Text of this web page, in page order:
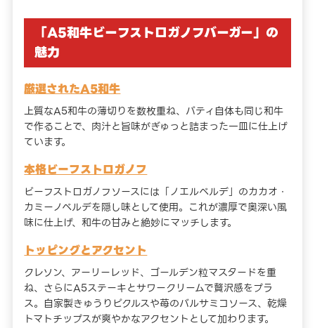
「A5和牛ビーフストロガノフバーガー」の
魅力
厳選されたA5和牛
上質なA5和牛の薄切りを数枚重ね、パティ自体も同じ和牛
で作ることで、肉汁と旨味がぎゅっと詰まった一皿に仕上げ
ています。
本格ビーフストロガノフ
ビーフストロガノフソースには「ノエルベルデ」のカカオ・
カミーノベルデを隠し味として使用。これが濃厚で奥深い風
味に仕上げ、和牛の甘みと絶妙にマッチします。
トッピングとアクセント
クレソン、アーリーレッド、ゴールデン粒マスタードを重
ね、さらにA5ステーキとサワークリームで贅沢感をプラ
ス。自家製きゅうりピクルスや苺のバルサミコソース、乾燥
トマトチップスが爽やかなアクセントとして加わります。